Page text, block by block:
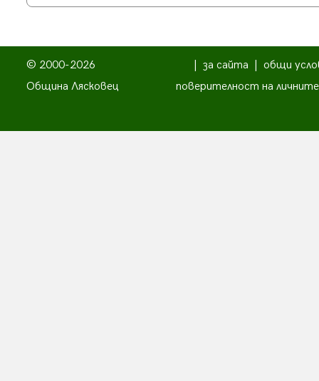
© 2000-2026
Община Лясковец
за сайта
общи
поверителност на